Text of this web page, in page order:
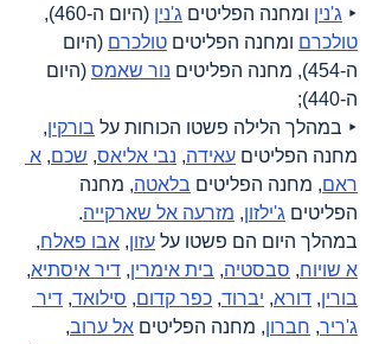
‣ ג'נין ומחנה הפליטים ג'נין (היום ה-460),
טולכרם ומחנה הפליטים טולכרם (היום
ה-454), מחנה הפליטים
נור שאמס (היום
ה-440);
‣ במהלך הלילה פשטו הכוחות על בורקין,
מחנה הפליטים עאידה, נבי אליאס, שכם, א
ראם, מחנה הפליטים בלאטה, מחנה
הפליטים ג'ילזון, מזרעה אל שארקייה.
במהלך היום הם פשטו על עזון, אבו פאלח,
א שויוח, סבסטיה, בית אימרין, דיר איסתיא,
בורין, דורא, יברוד, כפר קדום, סילואד, דיר
ג'ריר, חברון, מחנה הפליטים אל ערוב,